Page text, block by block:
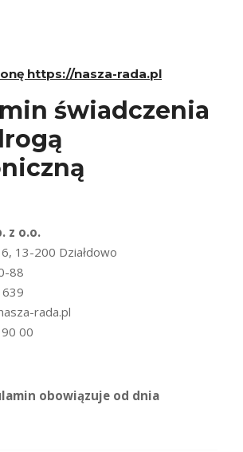
https://nasza-rada.pl
świadczenia
z o.o.
13-200 Działdowo
88
rada.pl
00
obowiązuje od dnia